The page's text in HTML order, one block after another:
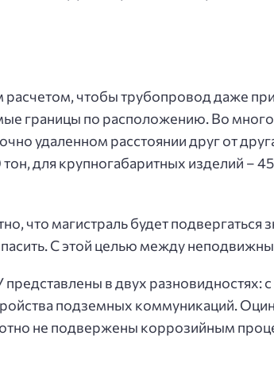
расчетом, чтобы трубопровод даже
границы по расположению. Во
удаленном расстоянии друг от
тон, для крупногабаритных изделий
что магистраль будет
С этой целью между
в двух разновидностях:
подземных коммуникаций.
не подвержены коррозийным